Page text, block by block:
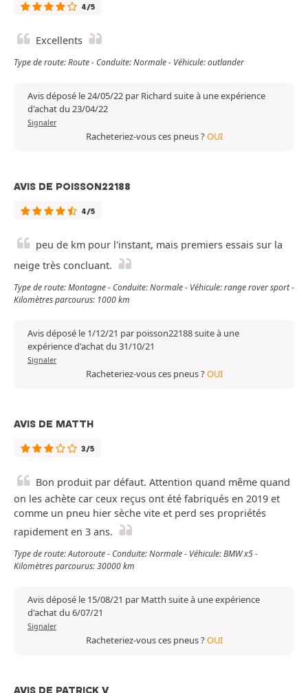
4/5
Excellents
Type de route: Route - Conduite: Normale - Véhicule: outlander
Avis déposé le 24/05/22 par Richard suite à une expérience
d'achat du 23/04/22
Signaler
Racheteriez-vous ces pneus ?OUI
AVIS DE POISSON22188
4/5
peu de km pour l'instant, mais premiers essais sur la
neige très concluant.
Type de route: Montagne - Conduite: Normale - Véhicule: range rover sport -
Kilomètres parcourus: 1000 km
Avis déposé le 1/12/21 par poisson22188 suite à une
expérience d'achat du 31/10/21
Signaler
Racheteriez-vous ces pneus ?OUI
AVIS DE MATTH
3/5
Bon produit par défaut. Attention quand même quand
on les achète car ceux reçus ont été fabriqués en 2019 et
comme un pneu hier sèche vite et perd ses propriétés
rapidement en 3 ans.
Type de route: Autoroute - Conduite: Normale - Véhicule: BMW x5 -
Kilomètres parcourus: 30000 km
Avis déposé le 15/08/21 par Matth suite à une expérience
d'achat du 6/07/21
Signaler
Racheteriez-vous ces pneus ?OUI